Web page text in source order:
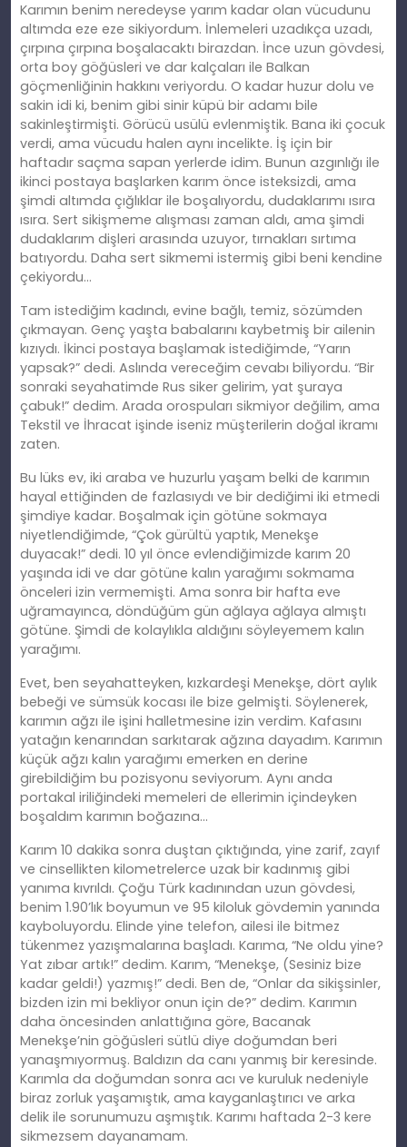
Karımın benim neredeyse yarım kadar olan vücudunu
altımda eze eze sikiyordum. İnlemeleri uzadıkça uzadı,
çırpına çırpına boşalacaktı birazdan. İnce uzun gövdesi,
orta boy göğüsleri ve dar kalçaları ile Balkan
göçmenliğinin hakkını veriyordu. O kadar huzur dolu ve
sakin idi ki, benim gibi sinir küpü bir adamı bile
sakinleştirmişti. Görücü usülü evlenmiştik. Bana iki çocuk
verdi, ama vücudu halen aynı incelikte. İş için bir
haftadır saçma sapan yerlerde idim. Bunun azgınlığı ile
ikinci postaya başlarken karım önce isteksizdi, ama
şimdi altımda çığlıklar ile boşalıyordu, dudaklarımı ısıra
ısıra. Sert sikişmeme alışması zaman aldı, ama şimdi
dudaklarım dişleri arasında uzuyor, tırnakları sırtıma
batıyordu. Daha sert sikmemi istermiş gibi beni kendine
çekiyordu…
Tam istediğim kadındı, evine bağlı, temiz, sözümden
çıkmayan. Genç yaşta babalarını kaybetmiş bir ailenin
kızıydı. İkinci postaya başlamak istediğimde, “Yarın
yapsak?” dedi. Aslında vereceğim cevabı biliyordu. “Bir
sonraki seyahatimde Rus siker gelirim, yat şuraya
çabuk!” dedim. Arada orospuları sikmiyor değilim, ama
Tekstil ve İhracat işinde iseniz müşterilerin doğal ikramı
zaten.
Bu lüks ev, iki araba ve huzurlu yaşam belki de karımın
hayal ettiğinden de fazlasıydı ve bir dediğimi iki etmedi
şimdiye kadar. Boşalmak için götüne sokmaya
niyetlendiğimde, “Çok gürültü yaptık, Menekşe
duyacak!” dedi. 10 yıl önce evlendiğimizde karım 20
yaşında idi ve dar götüne kalın yarağımı sokmama
önceleri izin vermemişti. Ama sonra bir hafta eve
uğramayınca, döndüğüm gün ağlaya ağlaya almıştı
götüne. Şimdi de kolaylıkla aldığını söyleyemem kalın
yarağımı.
Evet, ben seyahatteyken, kızkardeşi Menekşe, dört aylık
bebeği ve sümsük kocası ile bize gelmişti. Söylenerek,
karımın ağzı ile işini halletmesine izin verdim. Kafasını
yatağın kenarından sarkıtarak ağzına dayadım. Karımın
küçük ağzı kalın yarağımı emerken en derine
girebildiğim bu pozisyonu seviyorum. Aynı anda
portakal iriliğindeki memeleri de ellerimin içindeyken
boşaldım karımın boğazına…
Karım 10 dakika sonra duştan çıktığında, yine zarif, zayıf
ve cinsellikten kilometrelerce uzak bir kadınmış gibi
yanıma kıvrıldı. Çoğu Türk kadınından uzun gövdesi,
benim 1.90’lık boyumun ve 95 kiloluk gövdemin yanında
kayboluyordu. Elinde yine telefon, ailesi ile bitmez
tükenmez yazışmalarına başladı. Karıma, “Ne oldu yine?
Yat zıbar artık!” dedim. Karım, “Menekşe, (Sesiniz bize
kadar geldi!) yazmış!” dedi. Ben de, “Onlar da sikişsinler,
bizden izin mi bekliyor onun için de?” dedim. Karımın
daha öncesinden anlattığına göre, Bacanak
Menekşe’nin göğüsleri sütlü diye doğumdan beri
yanaşmıyormuş. Baldızın da canı yanmış bir keresinde.
Karımla da doğumdan sonra acı ve kuruluk nedeniyle
biraz zorluk yaşamıştık, ama kayganlaştırıcı ve arka
delik ile sorunumuzu aşmıştık. Karımı haftada 2-3 kere
sikmezsem dayanamam.